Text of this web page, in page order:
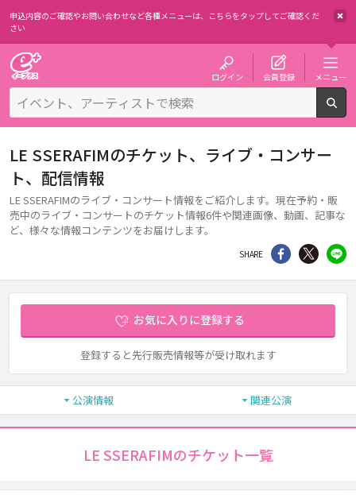
申込内容のご確認やお問い合わせなど各種メニューは、 こちらをタップしてご確認くだ
さい
ログイン 会員登録 メニュー
LE SSERAFIMのチケット、ライブ・コンサー
ト、配信情報
LE SSERAFIMのライブ・コンサート情報をご紹介します。現在予約・販
売中のライブ・コンサートのチケット情報6件や関連画像、動画、記事な
ど、様々な情報コンテンツをお届けします。
SHARE シェア Twitter
お気に入りに登録する
登録すると先行販売情報等が受け取れます
公演情報 関連公演
LE SSERAFIMのチケット一覧